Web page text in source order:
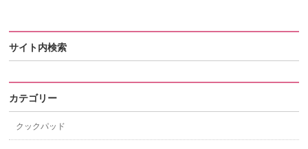
サイト内検索
カテゴリー
クックパッド